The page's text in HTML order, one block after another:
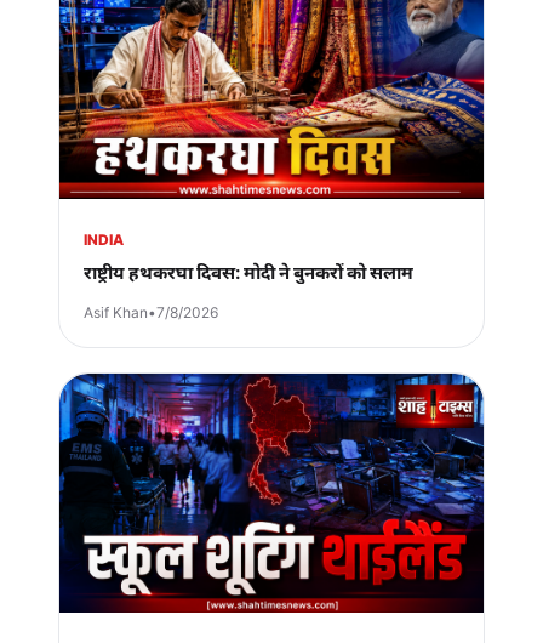
INDIA
राष्ट्रीय हथकरघा दिवस: मोदी ने बुनकरों को सलाम
Asif Khan•7/8/2026